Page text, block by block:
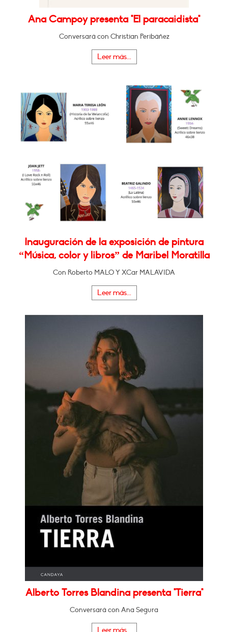
Ana Campoy presenta "El paracaidista"
Conversará con Christian Peribáñez
Leer más...
Inauguración de la exposición de pintura
“Música, color y libros” de Maribel Moratilla
Con Roberto MALO Y XCar MALAVIDA
Leer más...
Alberto Torres Blandina presenta "Tierra"
Conversará con Ana Segura
Leer más...